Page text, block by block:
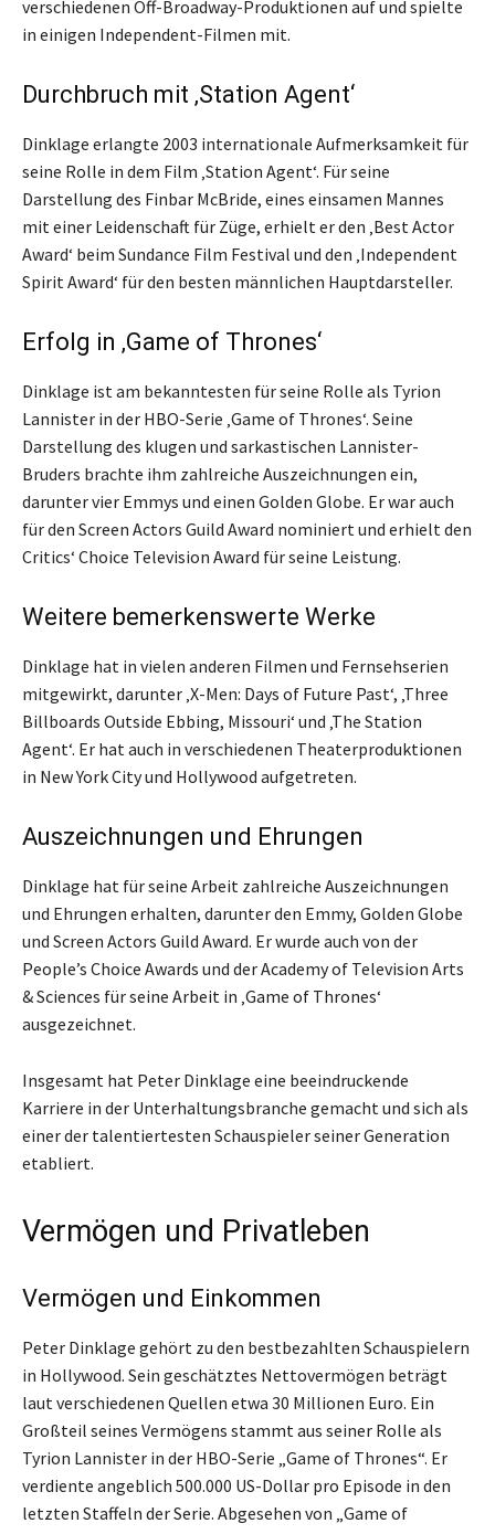
verschiedenen Off-Broadway-Produktionen auf und spielte
in einigen Independent-Filmen mit.
Durchbruch mit ‚Station Agent‘
Dinklage erlangte 2003 internationale Aufmerksamkeit für
seine Rolle in dem Film ‚Station Agent‘. Für seine
Darstellung des Finbar McBride, eines einsamen Mannes
mit einer Leidenschaft für Züge, erhielt er den ‚Best Actor
Award‘ beim Sundance Film Festival und den ‚Independent
Spirit Award‘ für den besten männlichen Hauptdarsteller.
Erfolg in ‚Game of Thrones‘
Dinklage ist am bekanntesten für seine Rolle als Tyrion
Lannister in der HBO-Serie ‚Game of Thrones‘. Seine
Darstellung des klugen und sarkastischen Lannister-
Bruders brachte ihm zahlreiche Auszeichnungen ein,
darunter vier Emmys und einen Golden Globe. Er war auch
für den Screen Actors Guild Award nominiert und erhielt den
Critics‘ Choice Television Award für seine Leistung.
Weitere bemerkenswerte Werke
Dinklage hat in vielen anderen Filmen und Fernsehserien
mitgewirkt, darunter ‚X-Men: Days of Future Past‘, ‚Three
Billboards Outside Ebbing, Missouri‘ und ‚The Station
Agent‘. Er hat auch in verschiedenen Theaterproduktionen
in New York City und Hollywood aufgetreten.
Auszeichnungen und Ehrungen
Dinklage hat für seine Arbeit zahlreiche Auszeichnungen
und Ehrungen erhalten, darunter den Emmy, Golden Globe
und Screen Actors Guild Award. Er wurde auch von der
People’s Choice Awards und der Academy of Television Arts
& Sciences für seine Arbeit in ‚Game of Thrones‘
ausgezeichnet.
Insgesamt hat Peter Dinklage eine beeindruckende
Karriere in der Unterhaltungsbranche gemacht und sich als
einer der talentiertesten Schauspieler seiner Generation
etabliert.
Vermögen und Privatleben
Vermögen und Einkommen
Peter Dinklage gehört zu den bestbezahlten Schauspielern
in Hollywood. Sein geschätztes Nettovermögen beträgt
laut verschiedenen Quellen etwa 30 Millionen Euro. Ein
Großteil seines Vermögens stammt aus seiner Rolle als
Tyrion Lannister in der HBO-Serie „Game of Thrones“. Er
verdiente angeblich 500.000 US-Dollar pro Episode in den
letzten Staffeln der Serie. Abgesehen von „Game of